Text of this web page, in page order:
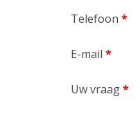
Telefoon *
E-mail *
Uw vraag*